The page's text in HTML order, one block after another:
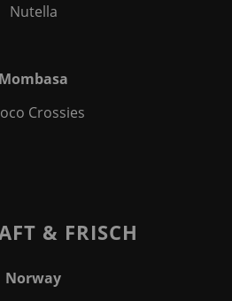
Nutella
Mombasa
Crossies
& FRISCH
Norway